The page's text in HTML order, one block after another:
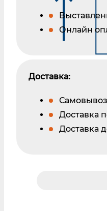
Онлайн
Доставка:
Самовывоз
Доставка
Доставка